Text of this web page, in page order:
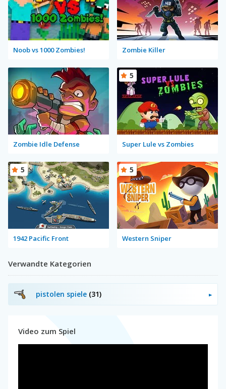
Noob vs 1000 Zombies! Zombie Killer
Zombie Idle Defense Super Lule vs Zombies
5
1942 Pacific Front
5
Western Sniper
5
Verwandte Kategorien
pistolen spiele (31)
Video zum Spiel